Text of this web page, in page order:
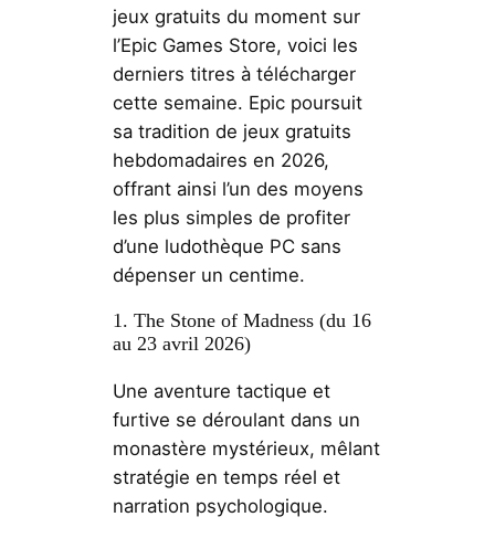
jeux gratuits du moment sur
l’Epic Games Store, voici les
derniers titres à télécharger
cette semaine. Epic poursuit
sa tradition de jeux gratuits
hebdomadaires en 2026,
offrant ainsi l’un des moyens
les plus simples de profiter
d’une ludothèque PC sans
dépenser un centime.
1. The Stone of Madness (du 16
au 23 avril 2026)
Une aventure tactique et
furtive se déroulant dans un
monastère mystérieux, mêlant
stratégie en temps réel et
narration psychologique.